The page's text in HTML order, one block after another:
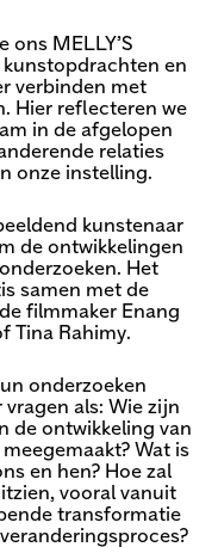
ons MELLY’S
en
verbinden met
Hier reflecteren we
in de afgelopen
relaties
onze instelling.
kunstenaar
de ontwikkelingen
Het
samen met de
filmmaker Enang
Tina Rahimy.
onderzoeken
als: Wie zijn
de ontwikkeling van
Wat is
en hen? Hoe zal
vooral vanuit
transformatie